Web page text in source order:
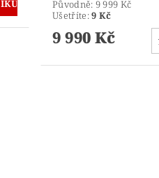
Původně: 9 999 Kč
Ušetříte:9 Kč
9 990 Kč